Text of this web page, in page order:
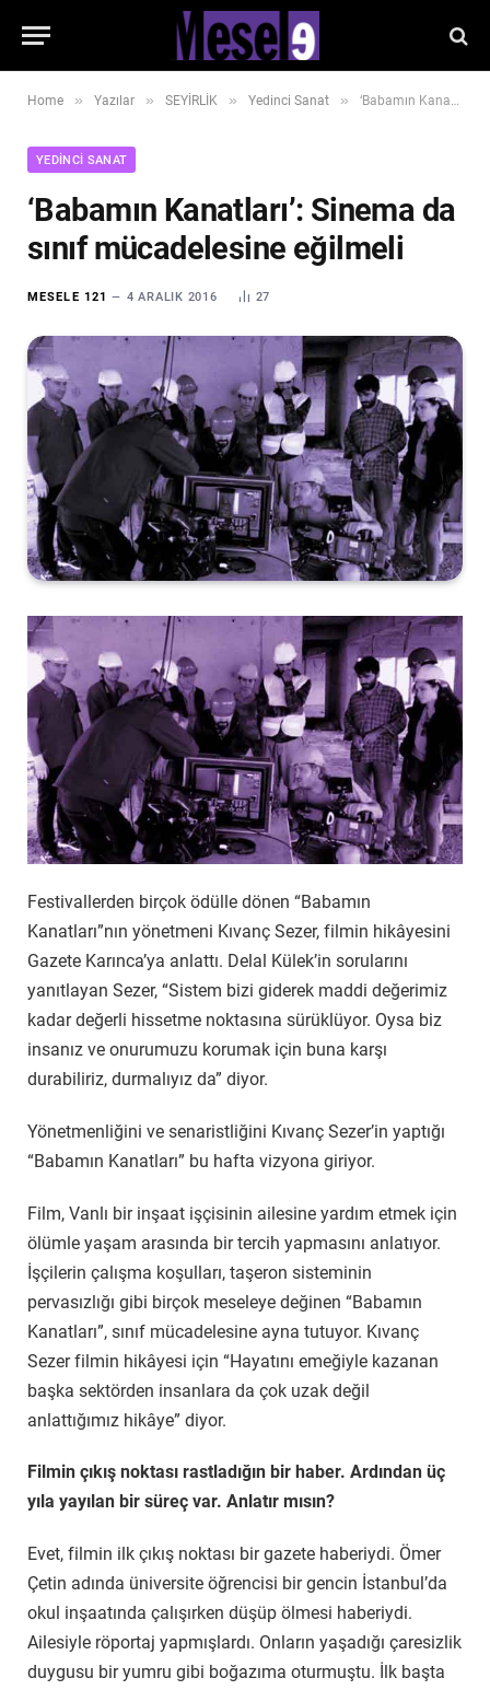
Home » Yazılar » SEYİRLİK » Yedinci Sanat » ‘Babamın Kanatları’: Sinema da sınıf mücadelesine eğilmeli
YEDINCI SANAT
‘Babamın Kanatları’: Sinema da
sınıf mücadelesine eğilmeli
MESELE 121 4 ARALIK 2016 27
Festivallerden birçok ödülle dönen “Babamın
Kanatları”nın yönetmeni Kıvanç Sezer, filmin hikâyesini
Gazete Karınca’ya anlattı. Delal Külek’in sorularını
yanıtlayan Sezer, “Sistem bizi giderek maddi değerimiz
kadar değerli hissetme noktasına sürüklüyor. Oysa biz
insanız ve onurumuzu korumak için buna karşı
durabiliriz, durmalıyız da” diyor.
Yönetmenliğini ve senaristliğini Kıvanç Sezer’in yaptığı
“Babamın Kanatları” bu hafta vizyona giriyor.
Film, Vanlı bir inşaat işçisinin ailesine yardım etmek için
ölümle yaşam arasında bir tercih yapmasını anlatıyor.
İşçilerin çalışma koşulları, taşeron sisteminin
pervasızlığı gibi birçok meseleye değinen “Babamın
Kanatları”, sınıf mücadelesine ayna tutuyor. Kıvanç
Sezer filmin hikâyesi için “Hayatını emeğiyle kazanan
başka sektörden insanlara da çok uzak değil
anlattığımız hikâye” diyor.
Filmin çıkış noktası rastladığın bir haber. Ardından üç
yıla yayılan bir süreç var. Anlatır mısın?
Evet, filmin ilk çıkış noktası bir gazete haberiydi. Ömer
Çetin adında üniversite öğrencisi bir gencin İstanbul’da
okul inşaatında çalışırken düşüp ölmesi haberiydi.
Ailesiyle röportaj yapmışlardı. Onların yaşadığı çaresizlik
duygusu bir yumru gibi boğazıma oturmuştu. İlk başta